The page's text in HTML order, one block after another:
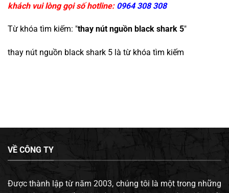
khách vui lòng gọi số hotline: 0964 308 308
Từ khóa tìm kiếm: "thay nút nguồn black shark 5"
thay nút nguồn black shark 5 là từ khóa tìm kiếm
VỀ CÔNG TY
Được thành lập từ năm 2003, chúng tôi là một trong những